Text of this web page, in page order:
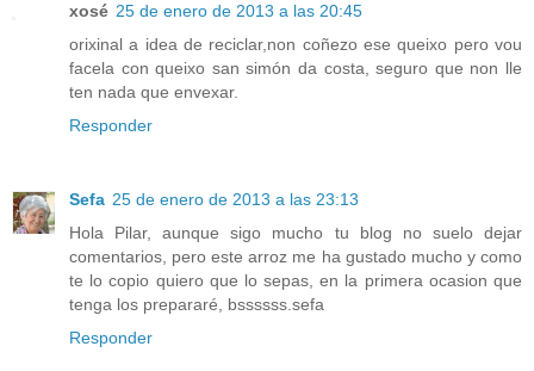
xosé 25 de enero de 2013 a las 20:45
orixinal a idea de reciclar,non coñezo ese queixo pero vou
facela con queixo san simón da costa, seguro que non lle
ten nada que envexar.
Responder
Sefa 25 de enero de 2013 a las 23:13
Hola Pilar, aunque sigo mucho tu blog no suelo dejar
comentarios, pero este arroz me ha gustado mucho y como
te lo copio quiero que lo sepas, en la primera ocasion que
tenga los prepararé, bssssss.sefa
Responder